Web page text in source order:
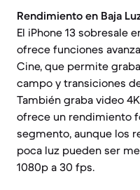
Rendimiento en Baja
El iPhone 13 sobresale
ofrece funciones
Cine, que permite
campo y transiciones
También graba video
ofrece un rendimiento
segmento, aunque los
poca luz pueden ser
1080p a 30 fps.